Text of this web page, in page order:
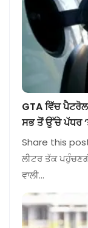
GTA ਵਿੱਚ
ਸਭ ਤੋਂ ਉੱਚੇ ਪੱਧਰ
Share this
ਲੀਟਰ ਤੱਕ
ਵਾਲੀ…